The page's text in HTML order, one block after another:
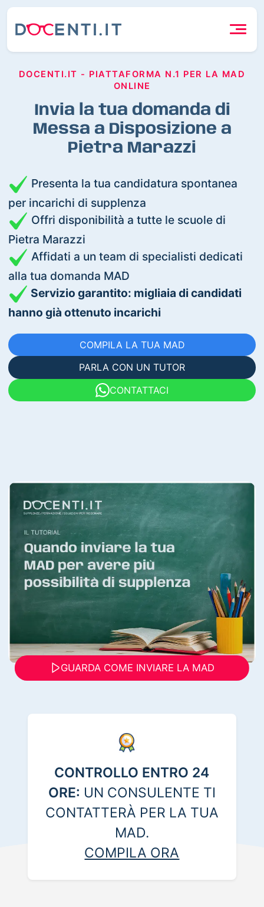
DOCENTI.IT - PIATTAFORMA N.1 PER LA MAD
ONLINE
Invia la tua domanda di
Messa a Disposizione a
Pietra Marazzi
Presenta la tua candidatura spontanea
per incarichi di supplenza
Offri disponibilità a tutte le scuole di
Pietra Marazzi
Affidati a un team di specialisti dedicati
alla tua domanda MAD
Servizio garantito: migliaia di candidati
hanno già ottenuto incarichi
COMPILA LA TUA MAD
PARLA CON UN TUTOR
CONTATTACI
GUARDA COME INVIARE LA MAD
CONTROLLO ENTRO 24
ORE: UN CONSULENTE TI
CONTATTERÀ PER LA TUA
MAD.
COMPILA ORA